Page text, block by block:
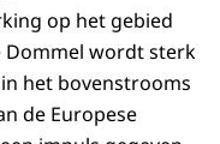
op het gebied
Dommel wordt sterk
het bovenstrooms
de Europese